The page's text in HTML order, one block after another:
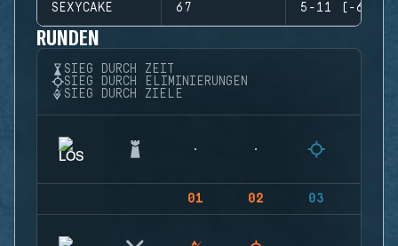
SEXYCAKE 67 5-11 (-6)
RUNDEN
SIEG DURCH ZEIT
SIEG DURCH ELIMINIERUNGEN
SIEG DURCH ZIELE
01 02 03